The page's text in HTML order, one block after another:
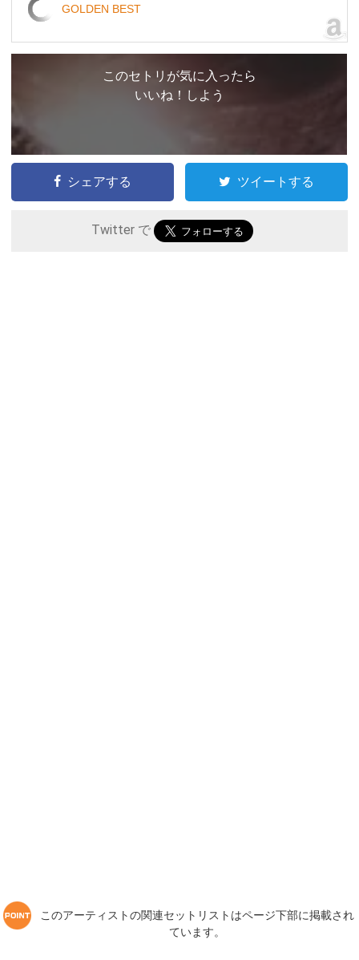
GOLDEN BEST
このセトリが気に入ったら
いいね！しよう
シェアする ツイートする
Twitter で
このアーティストの関連セットリストはページ下部に掲載され
ています。